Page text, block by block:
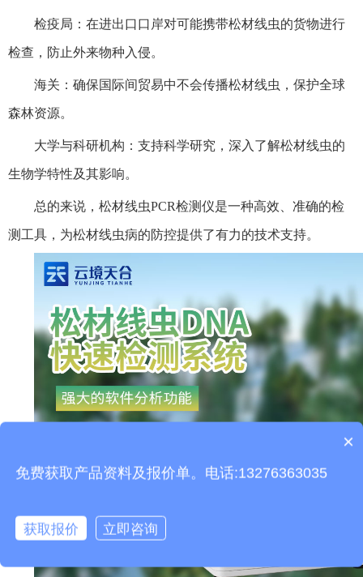
检疫局：在进出口口岸对可能携带松材线虫的货物进行
检查，防止外来物种入侵。
海关：确保国际间贸易中不会传播松材线虫，保护全球
森林资源。
大学与科研机构：支持科学研究，深入了解松材线虫的
生物学特性及其影响。
总的来说，松材线虫PCR检测仪是一种高效、准确的检
测工具，为松材线虫病的防控提供了有力的技术支持。
产品包含安装吗？
×
免费获取产品资料及报价单。电话:13276363035
获取报价 立即咨询